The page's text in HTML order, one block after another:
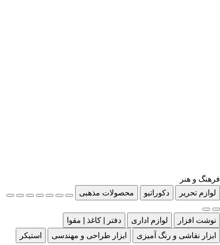
فرهنگ و هنر
لوازم تحریر
دکوراتیو محصولات مذهبی
نوشت افزار لوازم اداری
دفتر | کاغذ | مقوا
ابزار نقاشی و رنگ آمیزی
ابزار طراحی و مهندسی
استیکر